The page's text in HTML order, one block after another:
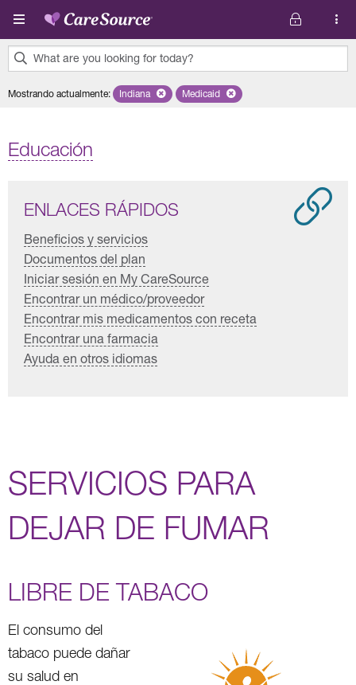
Pasar al contenido principal
What are you looking for today?
results
Mostrando actualmente: Remove selected state 'Indiana'
Indiana Remove selected plan 'Medicaid'
Medicaid
Educación
ENLACES RÁPIDOS
Beneficios y servicios
Documentos del plan
Iniciar sesión en My CareSource
Encontrar un médico/proveedor
Encontrar mis medicamentos con receta
Encontrar una farmacia
Ayuda en otros idiomas
SERVICIOS PARA
DEJAR DE FUMAR
LIBRE DE TABACO
El consumo del
tabaco puede dañar
su salud en